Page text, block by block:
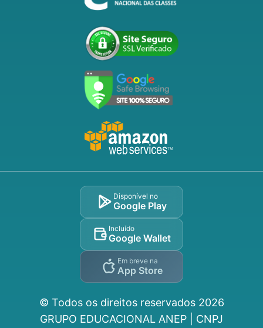
Disponível no
Google Play
Incluído
Google Wallet
Em breve na
App Store
© Todos os direitos reservados 2026
GRUPO EDUCACIONAL ANEP | CNPJ